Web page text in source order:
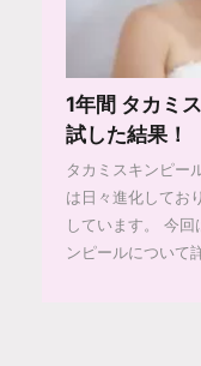
1年間 タカミ
試した結果！
タカミスキンピー
は日々進化してお
しています。 今
ンピールについて